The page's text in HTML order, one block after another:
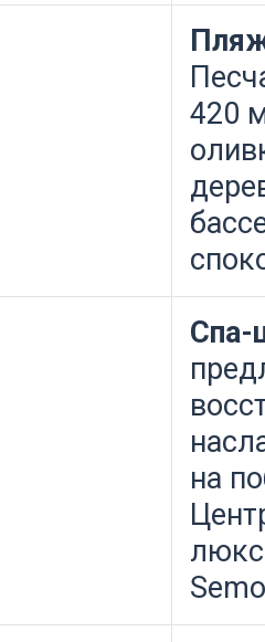
420
Спа-
на